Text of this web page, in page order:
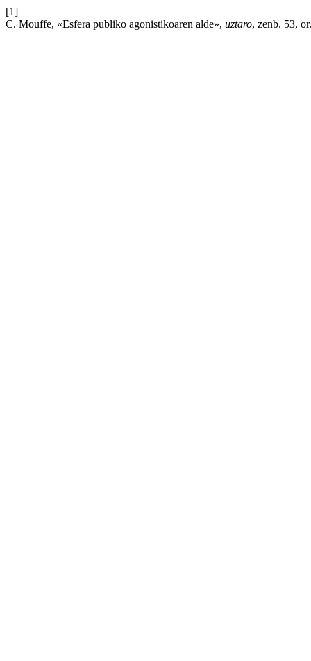
[1]
C. Mouffe, «Esfera publiko agonistikoaren alde», uztaro, zenb. 53,